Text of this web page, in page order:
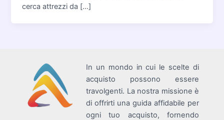
cerca attrezzi da […]
In un mondo in cui le scelte di
acquisto possono essere
travolgenti. La nostra missione è
di offrirti una guida affidabile per
ogni tuo acquisto, fornendo